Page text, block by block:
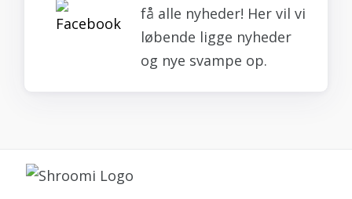
få alle nyheder! Her vil vi
løbende ligge nyheder
og nye svampe op.